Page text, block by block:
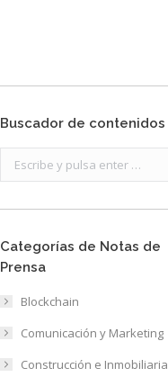
Buscador de contenidos
Categorías de Notas de
Prensa
Blockchain
Comunicación y Marketing
Construcción e Inmobiliaria